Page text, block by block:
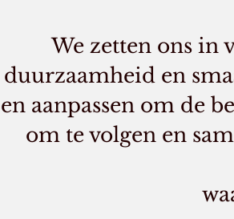
We zetten ons in
duurzaamheid en
en aanpassen om de
om te volgen en